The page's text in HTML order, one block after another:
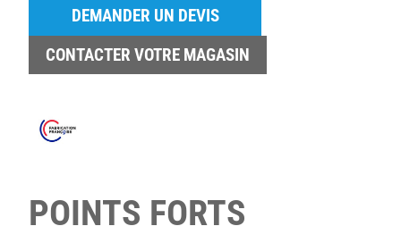
DEMANDER UN DEVIS
CONTACTER VOTRE MAGASIN
POINTS FORTS